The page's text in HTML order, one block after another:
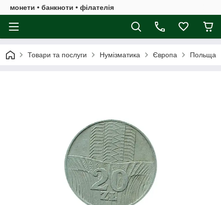
монети • банкноти • філателія
Товари та послуги Нумізматика Європа Польща